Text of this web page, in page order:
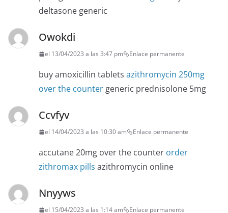
deltasone generic
Owokdi
el 13/04/2023 a las 3:47 pm Enlace permanente
buy amoxicillin tablets azithromycin 250mg
over the countergeneric prednisolone 5mg
Ccvfyv
el 14/04/2023 a las 10:30 am Enlace permanente
accutane 20mg over the counter order
zithromax pills azithromycin online
Nnyyws
el 15/04/2023 a las 1:14 am Enlace permanente